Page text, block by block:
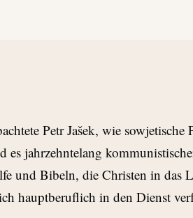
Petr Jašek, wie
es jahrzehntelang
und Bibeln, die Christen in das
hauptberuflich in den Dienst